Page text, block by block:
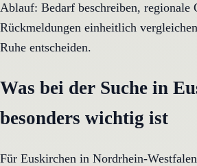
Ablauf: Bedarf beschreiben, regionale
Rückmeldungen einheitlich
Ruhe entscheiden.
Was bei der Suche in
besonders wichtig ist
Für Euskirchen in Nordrhein-